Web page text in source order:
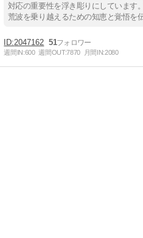
対応の重要性を浮き彫りにしています
荒波を乗り越えるための知恵と覚悟を
2047162 51
週間IN:600 週間OUT:7870 月間IN:2080